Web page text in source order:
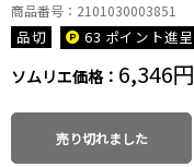
商品番号：2101030003851
品切 63 ポイント進呈
ソムリエ価格： 6,346円
売り切れました